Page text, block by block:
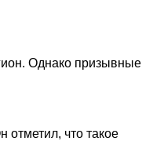
Однако призывные
что такое